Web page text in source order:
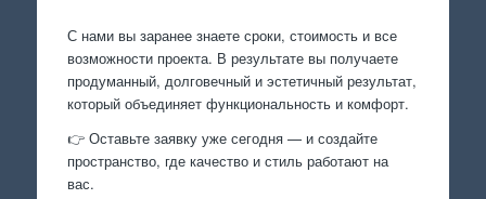
С нами вы заранее знаете сроки, стоимость и все
возможности проекта. В результате вы получаете
продуманный, долговечный и эстетичный результат,
который объединяет функциональность и комфорт.
👉 Оставьте заявку уже сегодня — и создайте
пространство, где качество и стиль работают на
вас.